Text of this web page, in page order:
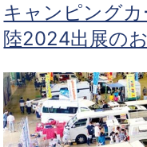
キャンピング
陸2024出展の